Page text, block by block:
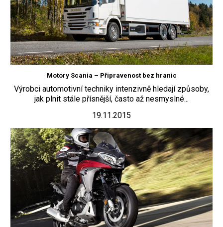
Motory Scania – Připravenost bez hranic
Výrobci automotivní techniky intenzivně hledají způsoby,
jak plnit stále přísnější, často až nesmyslné...
19.11.2015